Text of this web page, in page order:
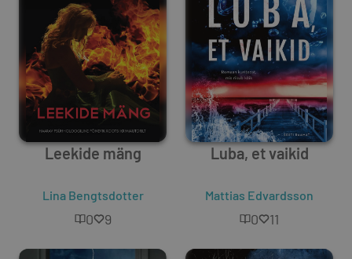
Leekide mäng
Lina Bengtsdotter
0 9
Luba, et vaikid
Mattias Edvardsson
0 11